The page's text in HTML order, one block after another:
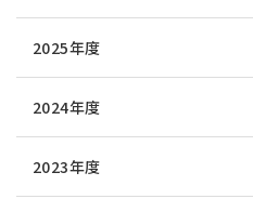
2025年度
2024年度
2023年度